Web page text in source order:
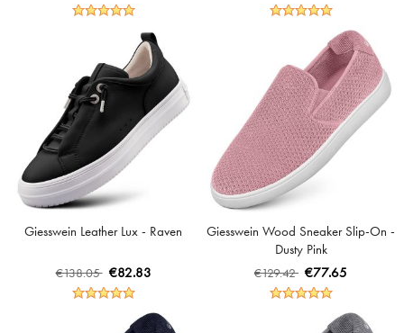
Giesswein Leather Lux - Raven
€138.05 €82.83
Giesswein Wood Sneaker Slip-On -
Dusty Pink
€129.42 €77.65